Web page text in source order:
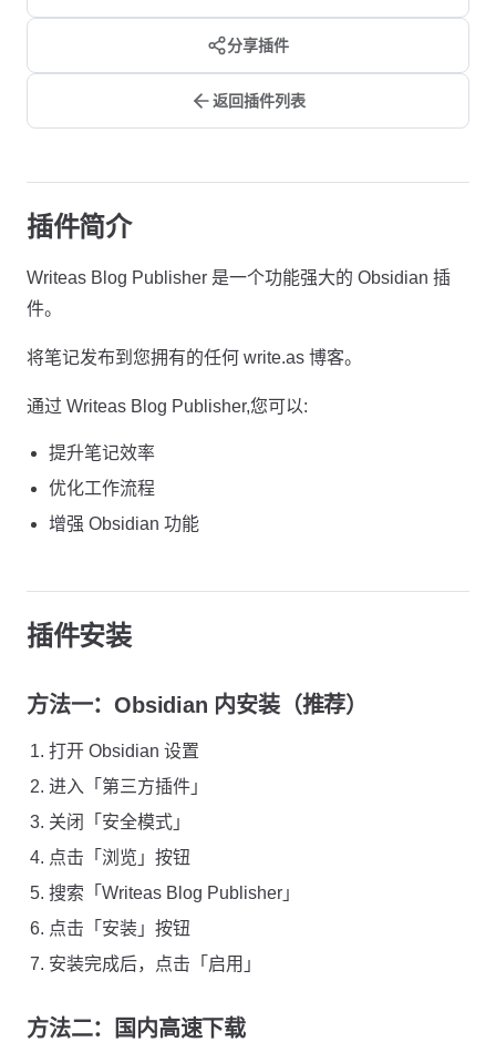
分享插件
返回插件列表
插件简介
Writeas Blog Publisher 是一个功能强大的 Obsidian 插
件。
将笔记发布到您拥有的任何 write.as 博客。
通过 Writeas Blog Publisher,您可以:
提升笔记效率
优化工作流程
增强 Obsidian 功能
插件安装
方法一：Obsidian 内安装（推荐）
打开 Obsidian 设置
进入「第三方插件」
关闭「安全模式」
点击「浏览」按钮
搜索「Writeas Blog Publisher」
点击「安装」按钮
安装完成后，点击「启用」
方法二：国内高速下载